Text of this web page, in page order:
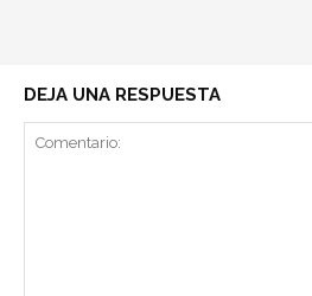
DEJA UNA RESPUESTA